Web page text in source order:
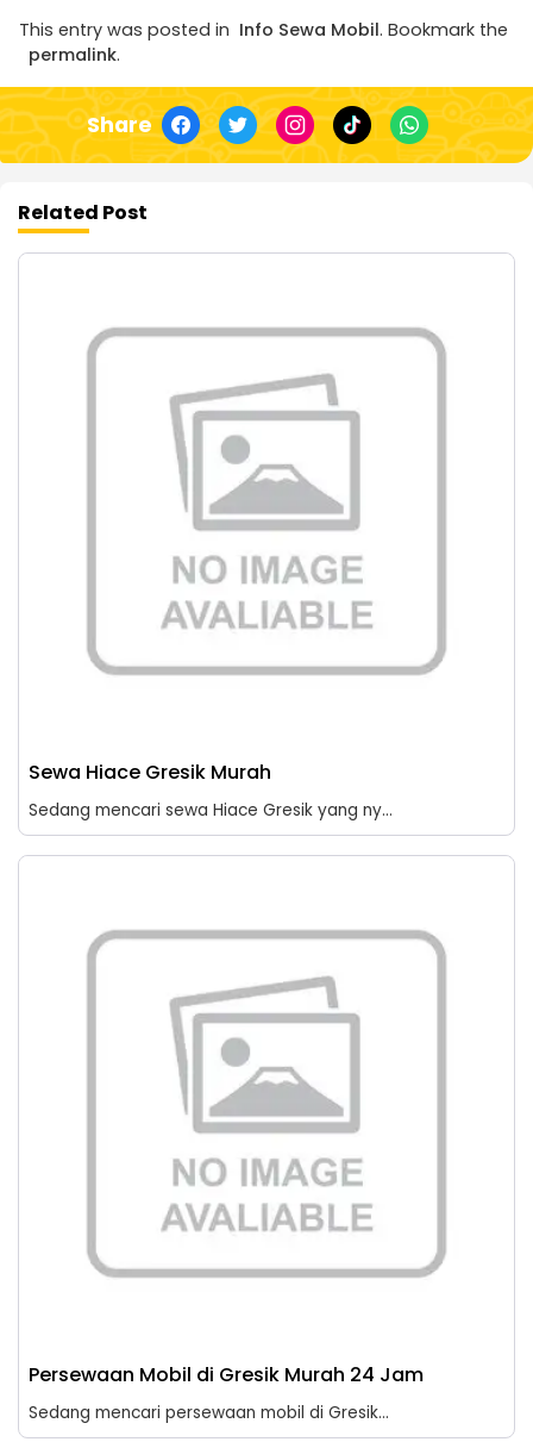
This entry was posted in Info Sewa Mobil. Bookmark the
permalink.
Share
Related Post
Sewa Hiace Gresik Murah
Sedang mencari sewa Hiace Gresik yang ny...
Persewaan Mobil di Gresik Murah 24 Jam
Sedang mencari persewaan mobil di Gresik...